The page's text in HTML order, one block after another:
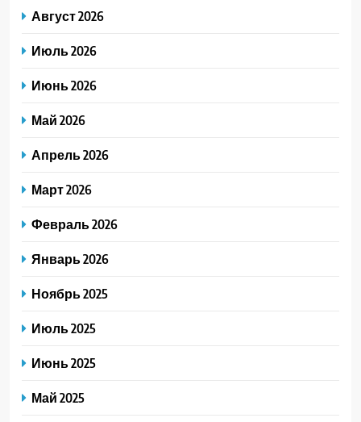
Август 2026
Июль 2026
Июнь 2026
Май 2026
Апрель 2026
Март 2026
Февраль 2026
Январь 2026
Ноябрь 2025
Июль 2025
Июнь 2025
Май 2025